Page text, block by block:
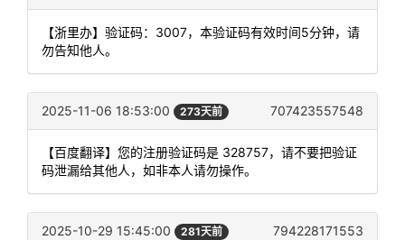
【浙里办】验证码：3007，本验证码有效时间5分钟，请
勿告知他人。
2025-11-06 18:53:00 273天前 707423557548
【百度翻译】您的注册验证码是 328757，请不要把验证
码泄漏给其他人，如非本人请勿操作。
2025-10-29 15:45:00 281天前 794228171553